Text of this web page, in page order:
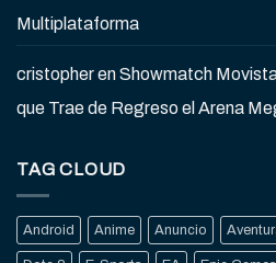
Multiplataforma
cristopherenShowmatch
que Trae de Regreso el Arena
TAG CLOUD
Android Anime Anuncio